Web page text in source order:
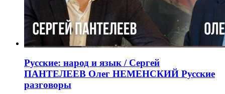
Русские: народ и язык / Сергей
ПАНТЕЛЕЕВ Олег НЕМЕНСКИЙ Русские
разговоры